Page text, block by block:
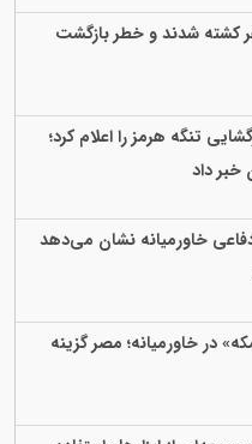
حملات حوثی‌ها در یمن؛ ۱۰ نفر کشته شدند و خطر بازگشت
تنگه هرمز را اعلام کرد؛
خبر داد
خاورمیانه نشان می‌دهد
در خاورمیانه؛ مصر گزینه